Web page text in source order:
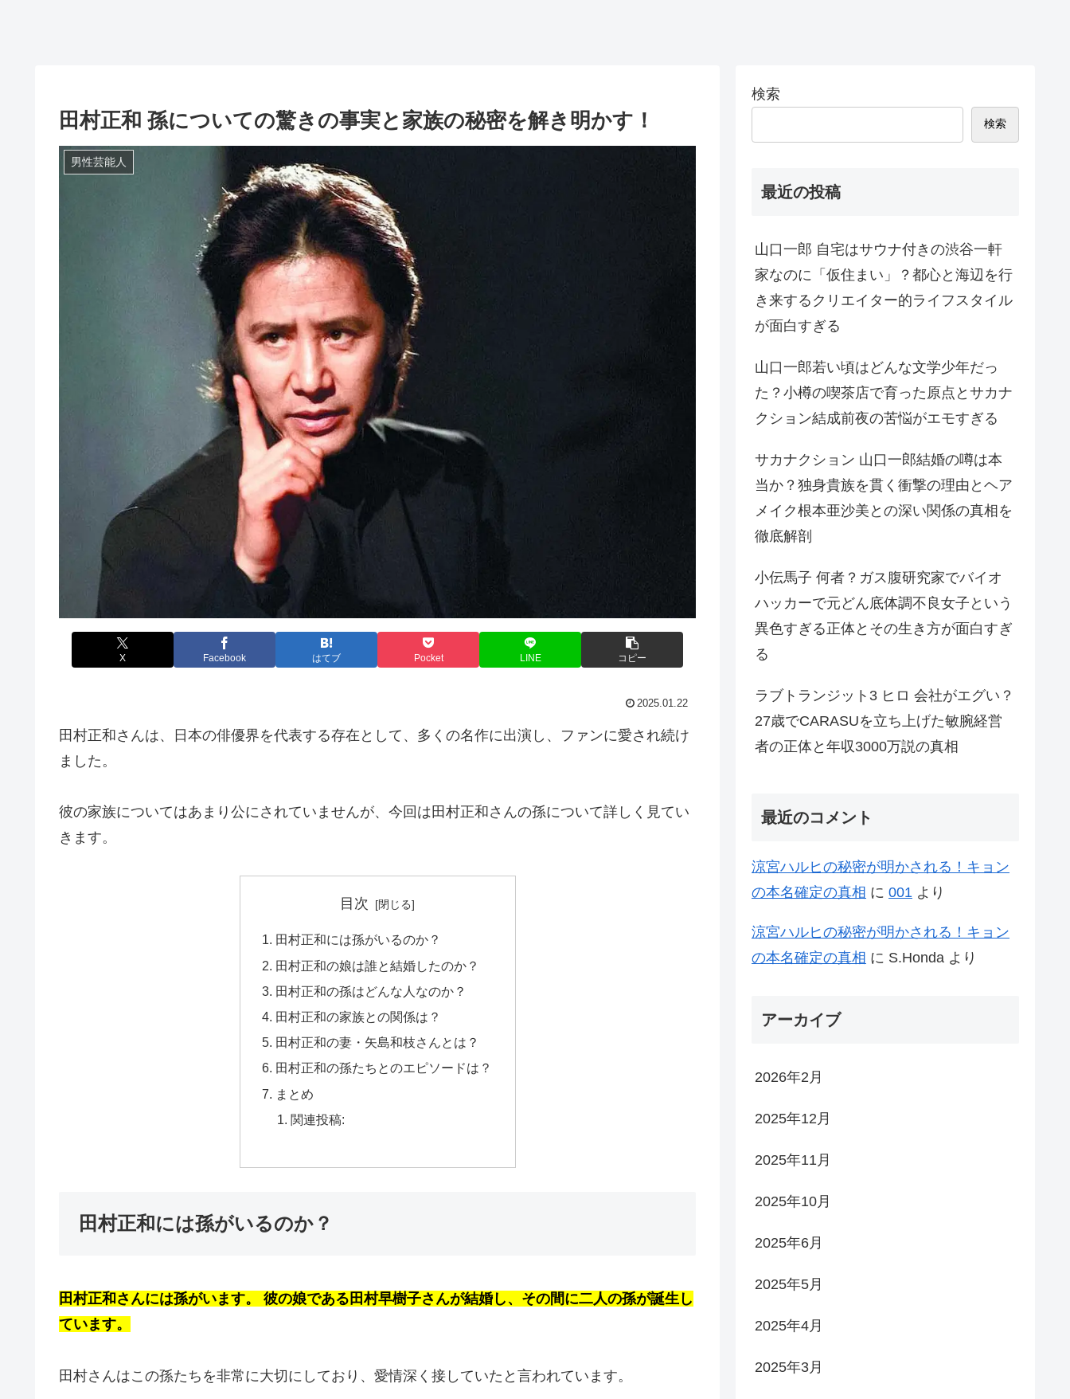
田村正和 孫についての驚きの事実と家族の秘密を解き明かす！
男性芸能人
X Facebook はてブ Pocket LINE コピー
2025.01.22
田村正和さんは、日本の俳優界を代表する存在として、多くの名作に出演し、ファンに愛され続け
ました。
彼の家族についてはあまり公にされていませんが、今回は田村正和さんの孫について詳しく見てい
きます。
目次
田村正和には孫がいるのか？
田村正和の娘は誰と結婚したのか？
田村正和の孫はどんな人なのか？
田村正和の家族との関係は？
田村正和の妻・矢島和枝さんとは？
田村正和の孫たちとのエピソードは？
まとめ
関連投稿:
田村正和には孫がいるのか？
田村正和さんには孫がいます。 彼の娘である田村早樹子さんが結婚し、その間に二人の孫が誕生し
ています。
田村さんはこの孫たちを非常に大切にしており、愛情深く接していたと言われています。
検索
検索
最近の投稿
山口一郎 自宅はサウナ付きの渋谷一軒
家なのに「仮住まい」？都心と海辺を行
き来するクリエイター的ライフスタイル
が面白すぎる
山口一郎若い頃はどんな文学少年だっ
た？小樽の喫茶店で育った原点とサカナ
クション結成前夜の苦悩がエモすぎる
サカナクション 山口一郎結婚の噂は本
当か？独身貴族を貫く衝撃の理由とヘア
メイク根本亜沙美との深い関係の真相を
徹底解剖
小伝馬子 何者？ガス腹研究家でバイオ
ハッカーで元どん底体調不良女子という
異色すぎる正体とその生き方が面白すぎ
る
ラブトランジット3 ヒロ 会社がエグい？
27歳でCARASUを立ち上げた敏腕経営
者の正体と年収3000万説の真相
最近のコメント
涼宮ハルヒの秘密が明かされる！キョン
の本名確定の真相 に 001 より
涼宮ハルヒの秘密が明かされる！キョン
の本名確定の真相 に S.Honda より
アーカイブ
2026年2月
2025年12月
2025年11月
2025年10月
2025年6月
2025年5月
2025年4月
2025年3月